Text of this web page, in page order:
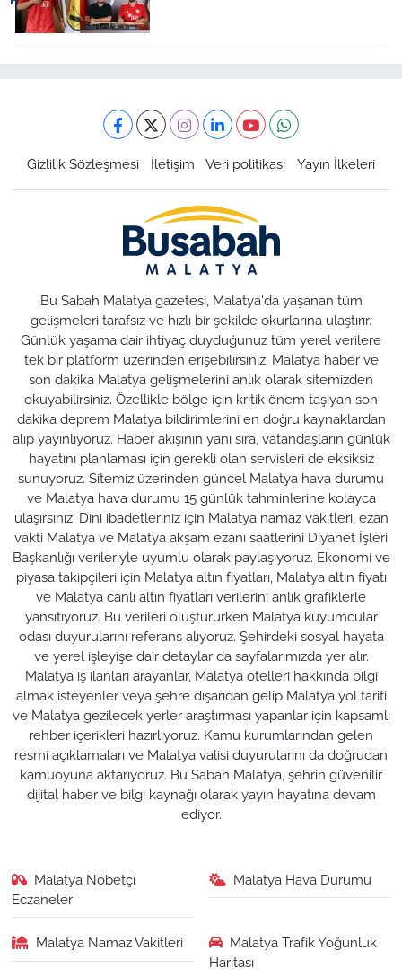
Gizlilik Sözleşmesi İletişim Veri politikası Yayın İlkeleri
Bu Sabah Malatya gazetesi, Malatya'da yaşanan tüm
gelişmeleri tarafsız ve hızlı bir şekilde okurlarına ulaştırır.
Günlük yaşama dair ihtiyaç duyduğunuz tüm yerel verilere
tek bir platform üzerinden erişebilirsiniz. Malatya haber ve
son dakika Malatya gelişmelerini anlık olarak sitemizden
okuyabilirsiniz. Özellikle bölge için kritik önem taşıyan son
dakika deprem Malatya bildirimlerini en doğru kaynaklardan
alıp yayınlıyoruz. Haber akışının yanı sıra, vatandaşların günlük
hayatını planlaması için gerekli olan servisleri de eksiksiz
sunuyoruz. Sitemiz üzerinden güncel Malatya hava durumu
ve Malatya hava durumu 15 günlük tahminlerine kolayca
ulaşırsınız. Dini ibadetleriniz için Malatya namaz vakitleri, ezan
vakti Malatya ve Malatya akşam ezanı saatlerini Diyanet İşleri
Başkanlığı verileriyle uyumlu olarak paylaşıyoruz. Ekonomi ve
piyasa takipçileri için Malatya altın fiyatları, Malatya altın fiyatı
ve Malatya canlı altın fiyatları verilerini anlık grafiklerle
yansıtıyoruz. Bu verileri oluştururken Malatya kuyumcular
odası duyurularını referans alıyoruz. Şehirdeki sosyal hayata
ve yerel işleyişe dair detaylar da sayfalarımızda yer alır.
Malatya iş ilanları arayanlar, Malatya otelleri hakkında bilgi
almak isteyenler veya şehre dışarıdan gelip Malatya yol tarifi
ve Malatya gezilecek yerler araştırması yapanlar için kapsamlı
rehber içerikleri hazırlıyoruz. Kamu kurumlarından gelen
resmi açıklamaları ve Malatya valisi duyurularını da doğrudan
kamuoyuna aktarıyoruz. Bu Sabah Malatya, şehrin güvenilir
dijital haber ve bilgi kaynağı olarak yayın hayatına devam
ediyor.
Malatya Nöbetçi
Eczaneler
Malatya Hava Durumu
Malatya Namaz Vakitleri
Malatya Trafik Yoğunluk
Haritası